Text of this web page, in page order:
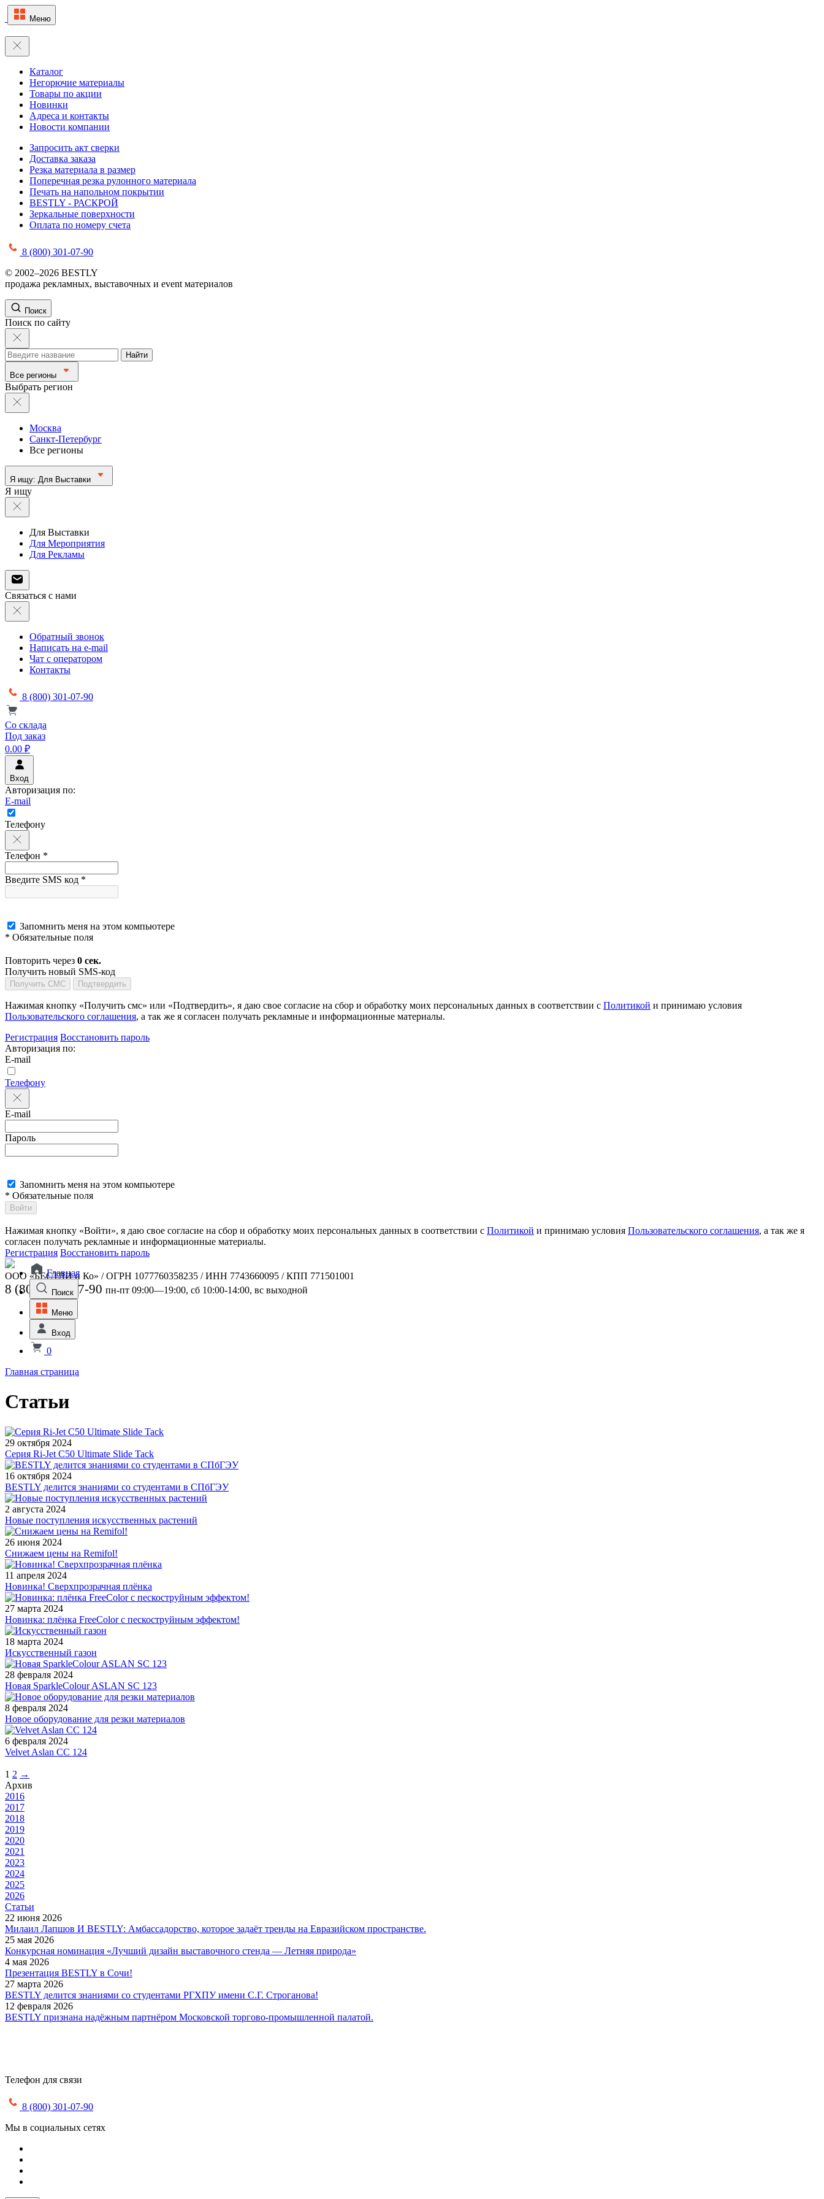
Меню
Каталог
Негорючие материалы
Товары по акции
Новинки
Адреса и контакты
Новости компании
Запросить акт сверки
Доставка заказа
Резка материала в размер
Поперечная резка рулонного материала
Печать на напольном покрытии
BESTLY - РАСКРОЙ
Зеркальные поверхности
Оплата по номеру счета
8 (800) 301-07-90
© 2002–2026 BESTLY
продажа рекламных, выставочных и event материалов
Поиск
Поиск по сайту
Найти
Все регионы
Выбрать регион
Москва
Санкт-Петербург
Все регионы
Я ищу: Для Выставки
Я ищу
Для Выставки
Для Мероприятия
Для Рекламы
Связаться с нами
Обратный звонок
Написать на e-mail
Чат с оператором
Контакты
8 (800) 301-07-90
Со склада
Под заказ
0.00 ₽
Вход
Авторизация по:
E-mail
Телефону
Телефон *
Введите SMS код *
Запомнить меня на этом компьютере
* Обязательные поля
Повторить через 0 сек.
Получить новый SMS-код
Получить СМС Подтвердить
Нажимая кнопку «Получить смс» или «Подтвердить», я даю свое согласие на сбор и обработку моих персональных данных в соответствии с Политикой и принимаю условия
Пользовательского соглашения, а так же я согласен получать рекламные и информационные материалы.
Регистрация Восстановить пароль
Авторизация по:
E-mail
Телефону
E-mail
Пароль
Запомнить меня на этом компьютере
* Обязательные поля
Войти
Нажимая кнопку «Войти», я даю свое согласие на сбор и обработку моих персональных данных в соответствии с Политикой и принимаю условия Пользовательского соглашения, а так же я
согласен получать рекламные и информационные материалы.
Регистрация Восстановить пароль
ООО «БЕСТЛИ и Ко» / ОГРН 1077760358235 / ИНН 7743660095 / КПП 771501001
8 (800) 301-07-90 пн-пт 09:00—19:00, сб 10:00-14:00, вс выходной
Главная
Поиск
Меню
Вход
0
Главная страница
Статьи
29 октября 2024
Серия Ri-Jet C50 Ultimate Slide Tack
16 октября 2024
BESTLY делится знаниями со студентами в СПбГЭУ
2 августа 2024
Новые поступления искусственных растений
26 июня 2024
Снижаем цены на Remifol!
11 апреля 2024
Новинка! Сверхпрозрачная плёнка
27 марта 2024
Новинка: плёнка FreeColor с пескоструйным эффектом!
18 марта 2024
Искусственный газон
28 февраля 2024
Новая SparkleColour ASLAN SC 123
8 февраля 2024
Новое оборудование для резки материалов
6 февраля 2024
Velvet Aslan CC 124
1 2 →
Архив
2016
2017
2018
2019
2020
2021
2023
2024
2025
2026
Статьи
22 июня 2026
Милаил Лапшов И BESTLY: Амбассадорство, которое задаёт тренды на Евразийском пространстве.
25 мая 2026
Конкурсная номинация «Лучший дизайн выставочного стенда — Летняя природа»
4 мая 2026
Презентация BESTLY в Сочи!
27 марта 2026
BESTLY делится знаниями со студентами РГХПУ имени С.Г. Строганова!
12 февраля 2026
BESTLY признана надёжным партнёром Московской торгово-промышленной палатой.
Телефон для связи
8 (800) 301-07-90
Мы в социальных сетях